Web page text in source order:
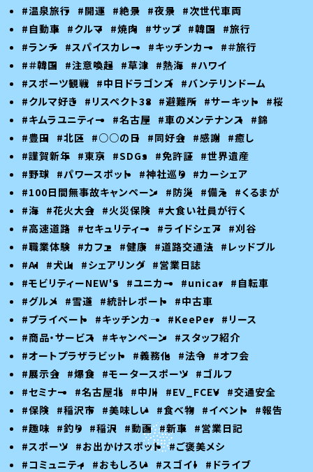
#温泉旅行
#開運 #絶景 #夜景 #次世代車両
#自動車 #クルマ #焼肉 #サップ #韓国
#旅行
#ランチ #スパイスカレー #キッチンカー
#＃旅行
#＃韓国
#注意喚起 #草津 #熱海 #ハワイ
#スポーツ観戦 #中日ドラゴンズ #バンテリンドーム
#クルマ好き
#リスペクト38 #避難所 #サーキット
#桜
#キムラユニティー
#名古屋 #車のメンテナンス
#錦
#豊田
#北区 #○○の日 #同好会 #感謝 #癒し
#謹賀新年 #東京 #SDGs #免許証 #世界遺産
#野球 #パワースポット #神社巡り #カーシェア
#100日間無事故キャンペーン
#防災 #備え
#くるまが
#海 #花火大会 #火災保険 #大食い社員が行く
#高速道路 #セキュリティー #ライドシェア #刈谷
#職業体験 #カフェ #健康 #道路交通法 #レッドブル
#AI #犬山 #シェアリング #営業日誌
#モビリティーNEW'S
#ユニカー #unicar #自転車
#グルメ #雪道 #統計レポート
#中古車
#プライベート
#キッチンカ― #KeePer #リース
#商品・サービス
#キャンペーン
#スタッフ紹介
#オートプラザラビット
#義務化 #法令 #オフ会
#展示会 #爆食 #モータースポーツ #ゴルフ
#セミナー
#名古屋北 #中川 #EV_FCEV #交通安全
#保険 #稲沢市 #美味しい #食べ物 #イベント
#報告
#趣味 #釣り #稲沢 #動画 #新車 #営業日記
#スポーツ #お出かけスポット #ご褒美メシ
#コミュニティ
#おもしろい #スゴイ！
#ドライブ